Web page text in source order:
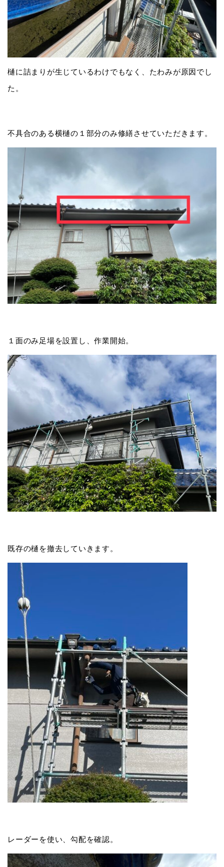
樋に詰まりが生じているわけでもなく、たわみが原因でし
た。
不具合のある横樋の１部分のみ修繕させていただきます。
１面のみ足場を設置し、作業開始。
既存の樋を撤去していきます。
レーダーを使い、勾配を確認。